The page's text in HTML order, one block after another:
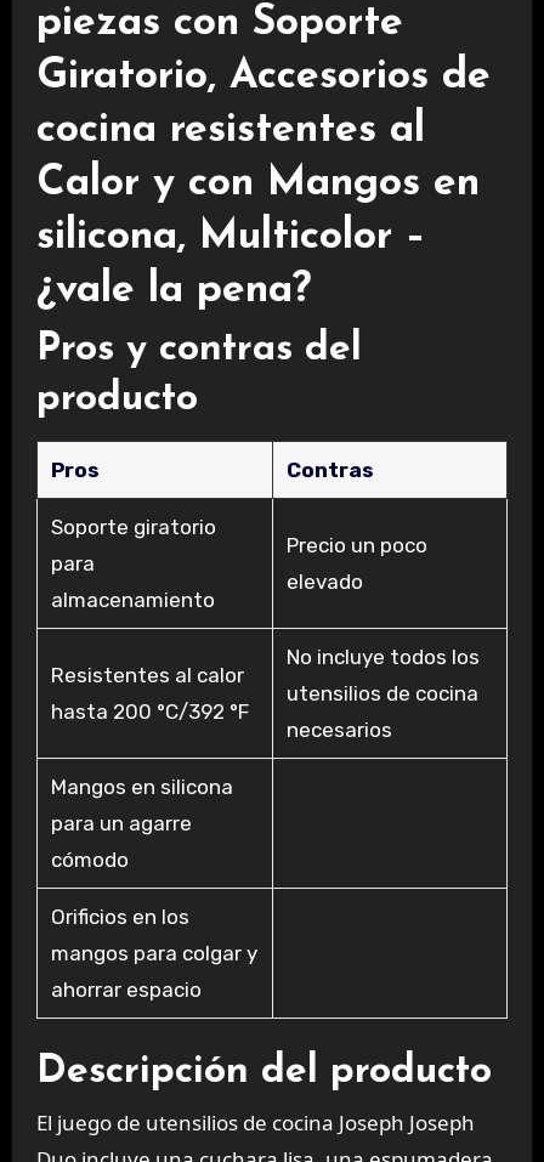
piezas con Soporte
Giratorio, Accesorios de
cocina resistentes al
Calor y con Mangos en
silicona, Multicolor –
¿vale la pena?
Pros y contras del
producto
Pros Contras
Soporte giratorio
para
almacenamiento
Precio un poco
elevado
Resistentes al calor
hasta 200 °C/392 °F
No incluye todos los
utensilios de cocina
necesarios
Mangos en silicona
para un agarre
cómodo
Orificios en los
mangos para colgar y
ahorrar espacio
Descripción del producto
El juego de utensilios de cocina Joseph Joseph